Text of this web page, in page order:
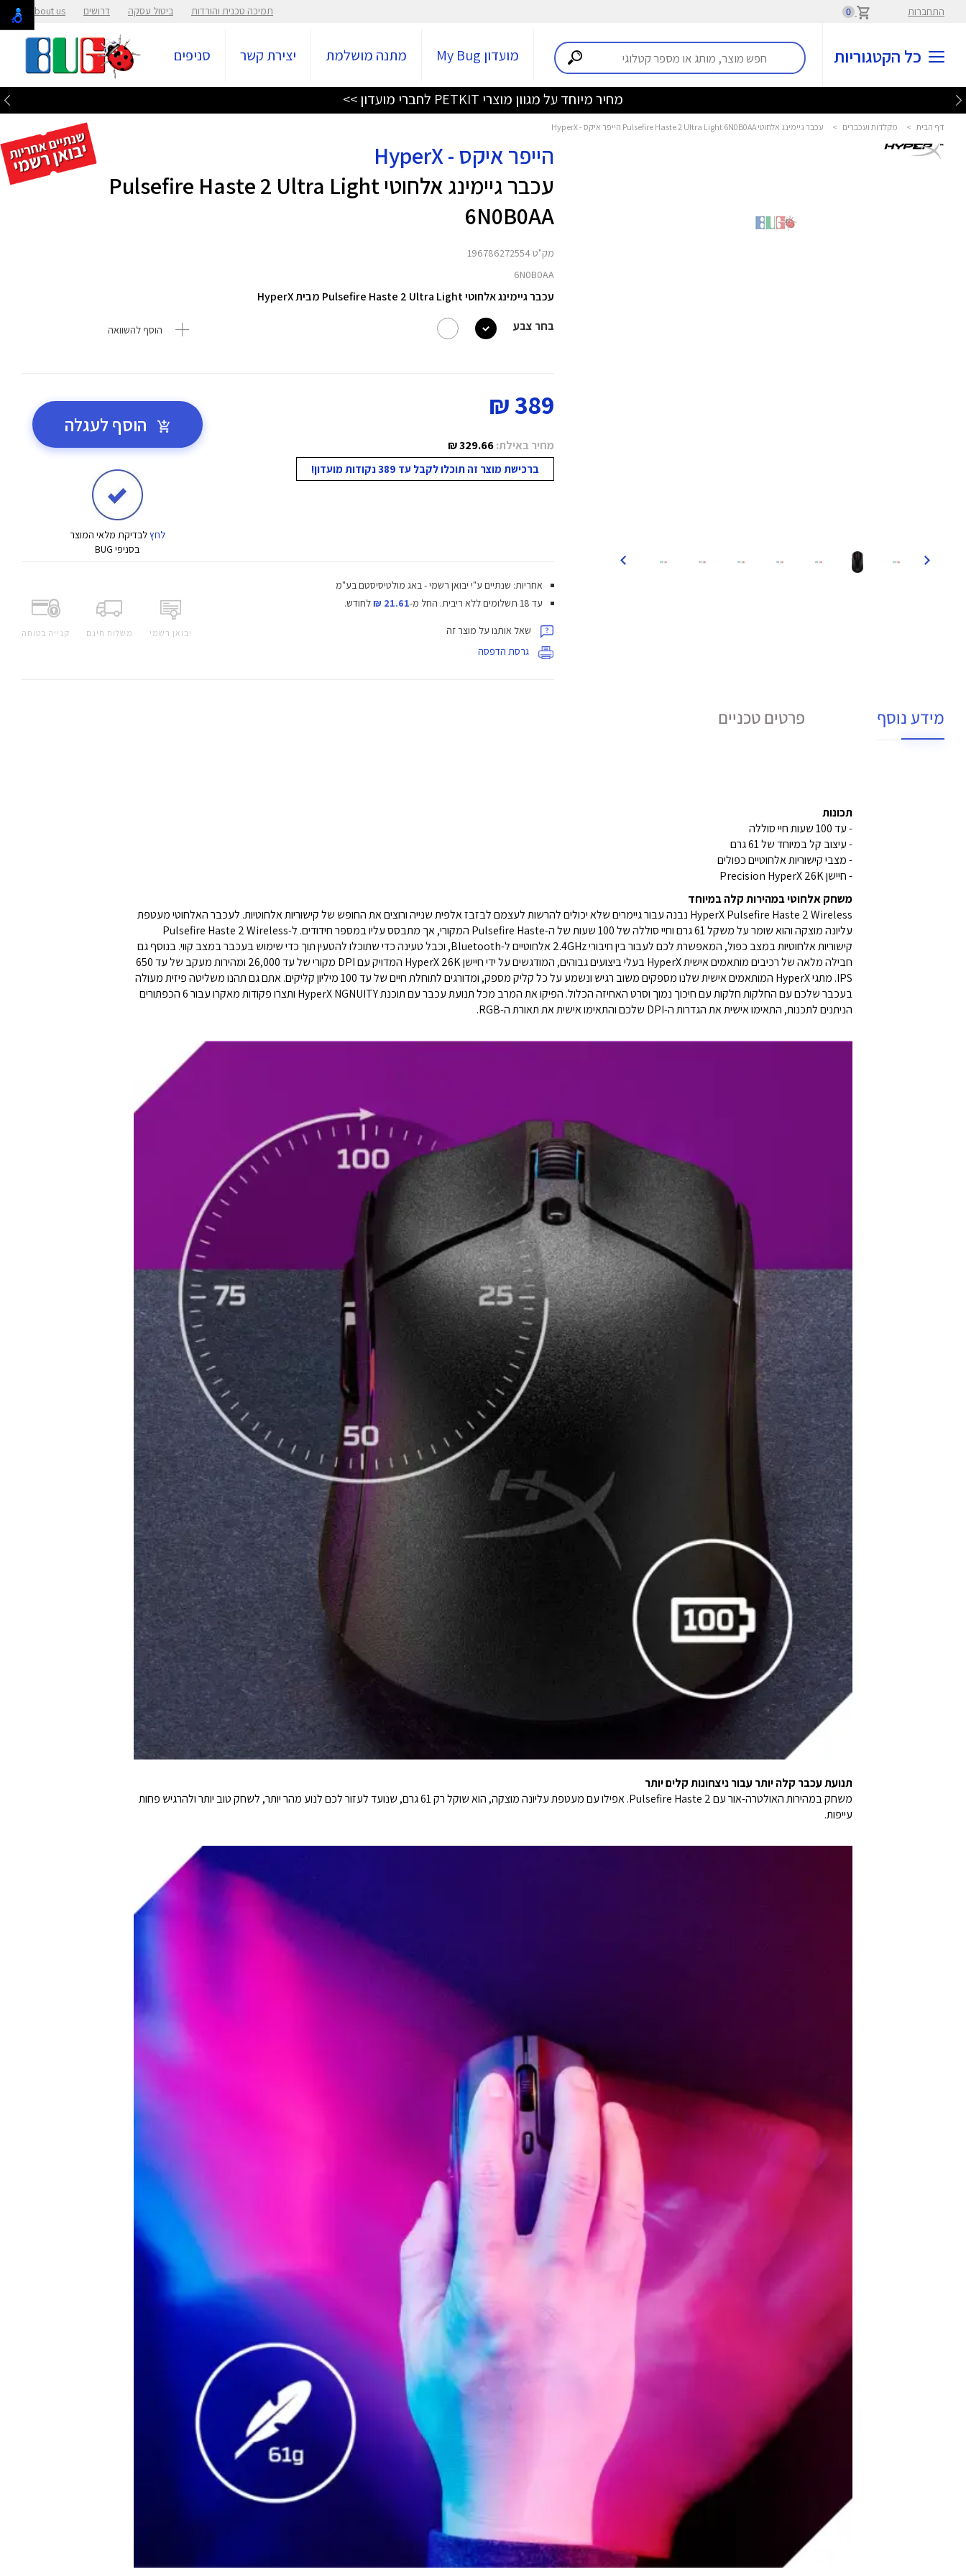
התחברות 0 תמיכה טכנית והורדות ביטול עסקה דרושים About us
כל הקטגוריות מועדון My Bug מתנה מושלמת יצירת קשר סניפים
מחיר מיוחד על מגוון מוצרי PETKIT לחברי מועדון >>
דף הבית > מקלדות ועכברים > עכבר גיימינג אלחוטי Pulsefire Haste 2 Ultra Light 6N0B0AA הייפר איקס - HyperX
הייפר איקס - HyperX
עכבר גיימינג אלחוטי Pulsefire Haste 2 Ultra Light
6N0B0AA
מק"ט 196786272554
6N0B0AA
עכבר גיימינג אלחוטי Pulsefire Haste 2 Ultra Light מבית HyperX
בחר צבע
הוסף להשוואה
389 ₪
מחיר באילת:329.66 ₪
ברכישת מוצר זה תוכלו לקבל עד 389 נקודות מועדון!
הוסף לעגלה
לחץלבדיקת מלאי המוצר
בסניפי BUG
יבואן רשמי משלוח חינם קנייה בטוחה
אחריות: שנתיים ע"י יבואן רשמי - באג מולטיסיסטם בע"מ
עד 18 תשלומים ללא ריבית.
החל מ-21.61 ₪ לחודש.
שאל אותנו על מוצר זה
גרסת הדפסה
מידע נוסף פרטים טכניים
תכונות
- עד 100 שעות חיי סוללה
- עיצוב קל במיוחד של 61 גרם
- מצבי קישוריות אלחוטיים כפולים
- חיישן Precision HyperX 26K
משחק אלחוטי במהירות קלה במיוחד
HyperX Pulsefire Haste 2 Wireless נבנה עבור גיימרים שלא יכולים להרשות לעצמם לבזבז אלפית שנייה ורוצים את החופש של קישוריות אלחוטיות. לעכבר האלחוטי מעטפת
עליונה מוצקה והוא שומר על משקל 61 גרם וחיי סוללה של 100 שעות של ה-Pulsefire Haste המקורי, אך מתבסס עליו במספר חידודים. ל-Pulsefire Haste 2 Wireless
קישוריות אלחוטיות במצב כפול, המאפשרת לכם לעבור בין חיבורי 2.4GHz אלחוטיים ל-Bluetooth, וכבל טעינה כדי שתוכלו להטעין תוך כדי שימוש בעכבר במצב קווי. בנוסף גם
חבילה מלאה של רכיבים מותאמים אישית HyperX בעלי ביצועים גבוהים, המודגשים על ידי חיישן HyperX 26K המדויק עם DPI מקורי של עד 26,000 ומהירות מעקב של עד 650
IPS. מתגי HyperX המותאמים אישית שלנו מספקים משוב רגיש ונשמע על כל קליק מספק, ומדורגים לתוחלת חיים של עד 100 מיליון קליקים. אתם גם תהנו משליטה פיזית מעולה
בעכבר שלכם עם החלקות חלקות עם חיכוך נמוך וסרט האחיזה הכלול. הפיקו את המרב מכל תנועת עכבר עם תוכנת HyperX NGNUITY ותצרו פקודות מאקרו עבור 6 הכפתורים
הניתנים לתכנות, התאימו אישית את הגדרות ה-DPI שלכם והתאימו אישית את תאורת ה-RGB.
תנועת עכבר קלה יותר עבור ניצחונות קלים יותר
משחק במהירות האולטרה-אור עם Pulsefire Haste 2. אפילו עם מעטפת עליונה מוצקה, הוא שוקל רק 61 גרם, שנועד לעזור לכם לנוע מהר יותר, לשחק טוב יותר ולהרגיש פחות
עייפות.